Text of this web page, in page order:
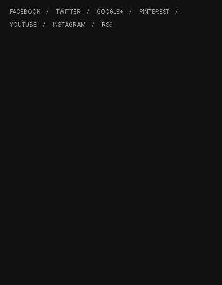
FACEBOOK TWITTER GOOGLE+
PINTEREST
YOUTUBE
INSTAGRAM RSS